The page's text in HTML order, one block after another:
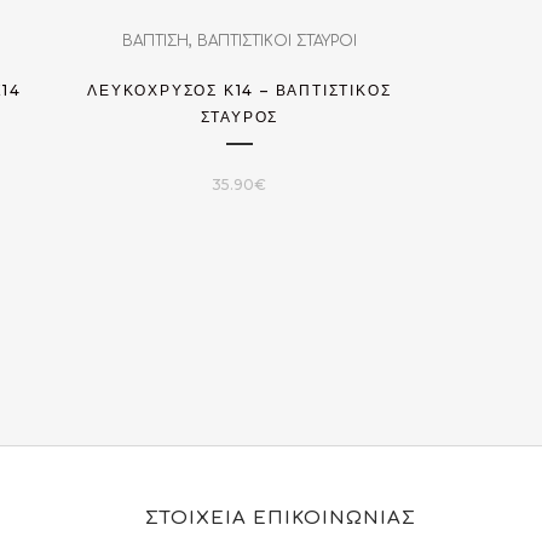
ΒΑΠΤΙΣΗ, ΒΑΠΤΙΣΤΙΚΟΙ ΣΤΑΥΡΟΙ
ΛΕΥΚΌΧΡΥΣΟΣ Κ14 – ΒΑΠΤΙΣΤΙΚΌΣ
ΣΤΑΎΡΟΣ
35.90€
ΣΤΟΙΧΕΙΑ ΕΠΙΚΟΙΝΩΝΙΑΣ